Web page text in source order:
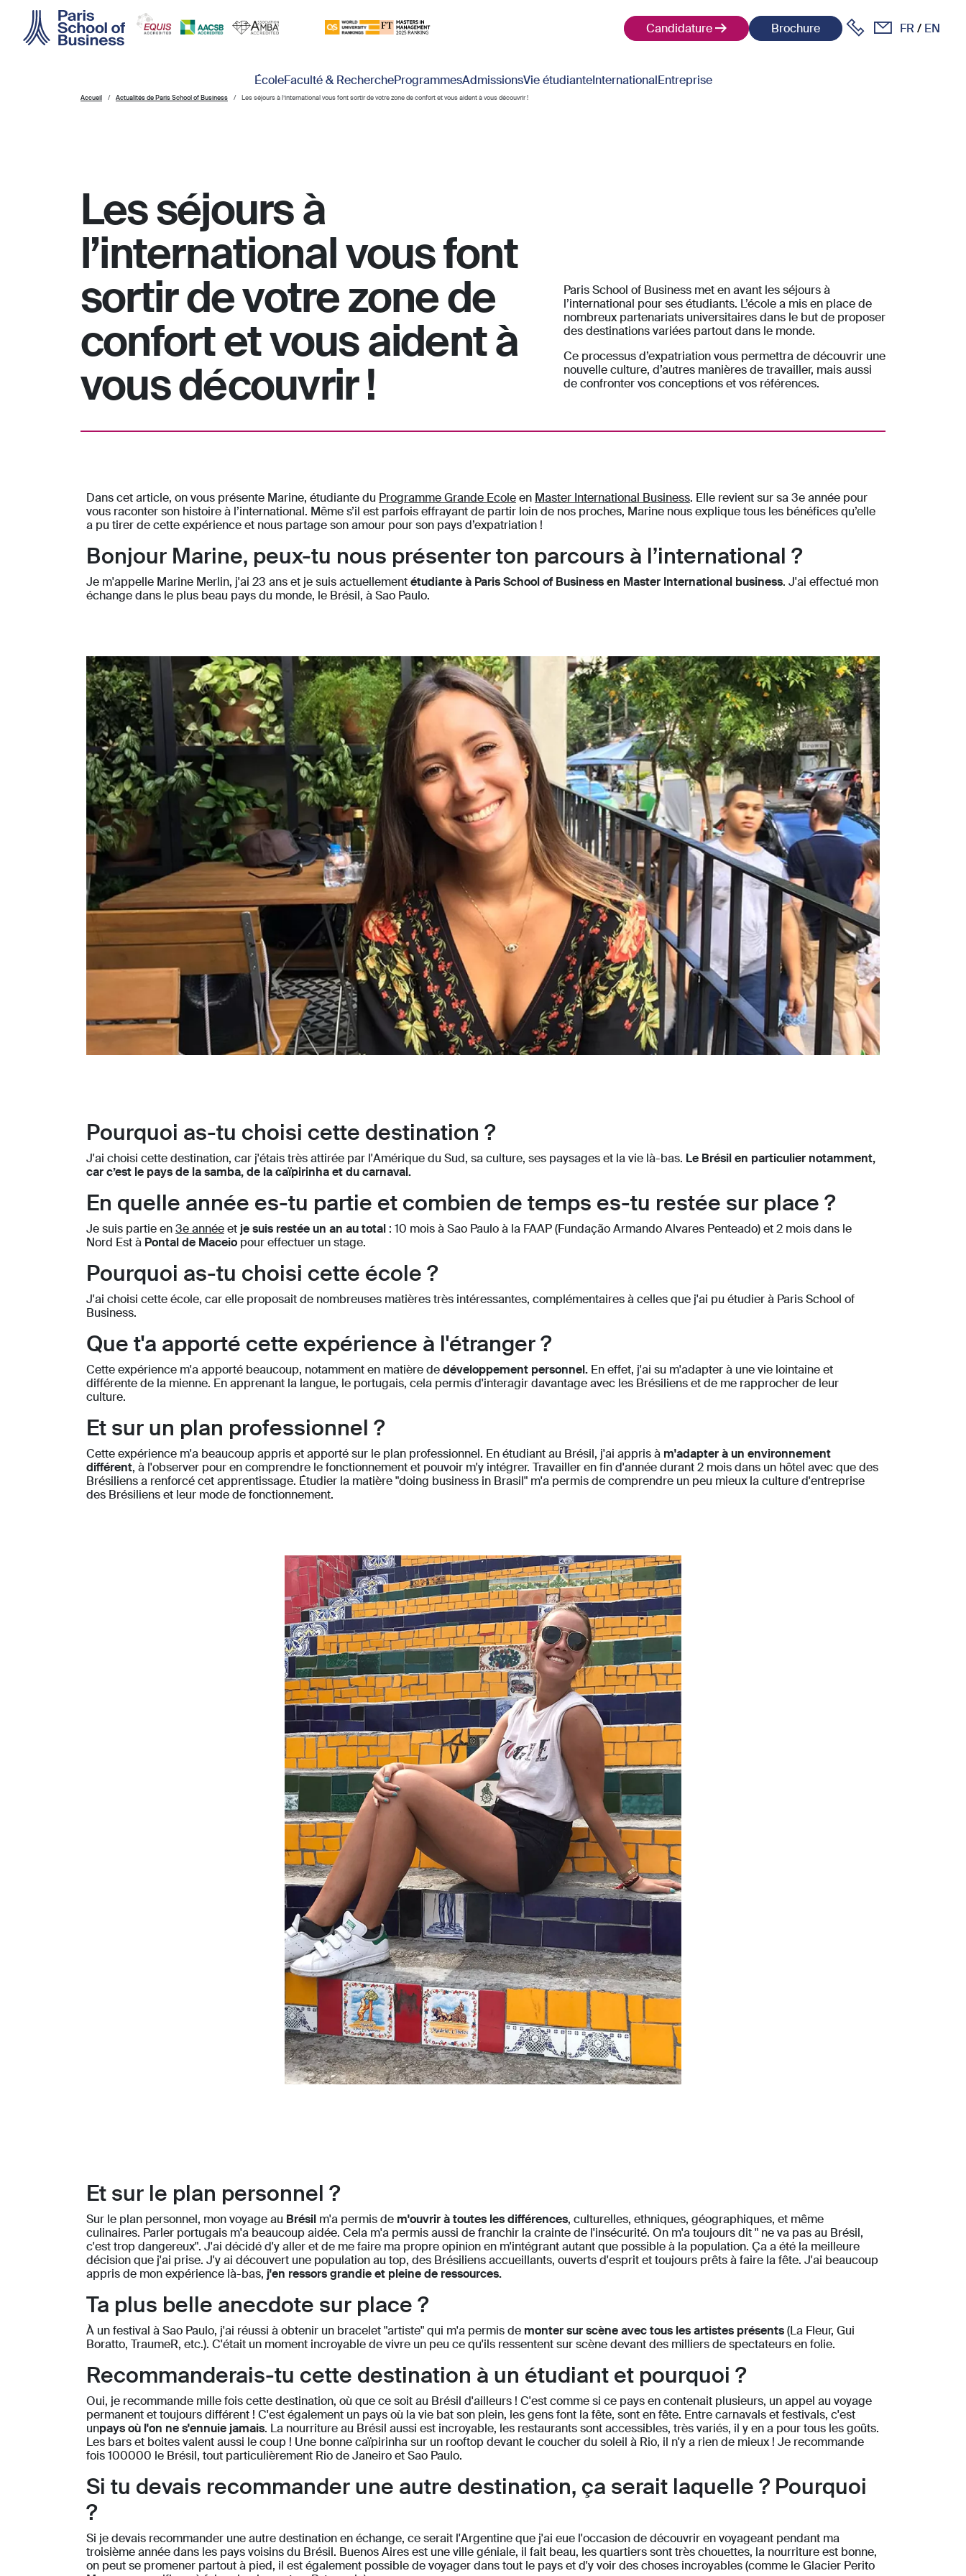
Candidature
Brochure FR EN
ÉcoleFaculté & RechercheProgrammesAdmissionsVie étudianteInternationalEntreprise
Accueil Actualités de Paris School of Business Les séjours à l’international vous font sortir de votre zone de confort et vous aident à vous découvrir !
Les séjours à
l’international vous font
sortir de votre zone de
confort et vous aident à
vous découvrir !
Paris School of Business met en avant les séjours à
l’international pour ses étudiants. L’école a mis en place de
nombreux partenariats universitaires dans le but de proposer
des destinations variées partout dans le monde.
Ce processus d’expatriation vous permettra de découvrir une
nouvelle culture, d’autres manières de travailler, mais aussi
de confronter vos conceptions et vos références.
Dans cet article, on vous présente Marine, étudiante du Programme Grande Ecoleen Master International Business. Elle revient sur sa 3e année pour
vous raconter son histoire à l’international. Même s’il est parfois effrayant de partir loin de nos proches, Marine nous explique tous les bénéfices qu’elle
a pu tirer de cette expérience et nous partage son amour pour son pays d’expatriation !
Bonjour Marine, peux-tu nous présenter ton parcours à l’international ?
Je m'appelle Marine Merlin, j'ai 23 ans et je suis actuellementétudiante à Paris School of Business en Master International business. J'ai effectué mon
échange dans le plus beau pays du monde, le Brésil, à Sao Paulo.
Pourquoi as-tu choisi cette destination ?
J'ai choisi cette destination, car j'étais très attirée par l'Amérique du Sud, sa culture, ses paysages et la vie là-bas. Le Brésil en particulier notamment,
car c’est le pays de la samba, de la caïpirinha et du carnaval.
En quelle année es-tu partie et combien de temps es-tu restée sur place ?
Je suis partie en3e annéeet je suis restée un an au total : 10 mois à Sao Paulo à la FAAP (Fundação Armando Alvares Penteado) et 2 mois dans le
Nord Est à Pontal de Maceio pour effectuer un stage.
Pourquoi as-tu choisi cette école ?
J'ai choisi cette école, car elle proposait de nombreuses matières très intéressantes, complémentaires à celles que j'ai pu étudier à Paris School of
Business.
Que t'a apporté cette expérience à l'étranger ?
Cette expérience m'a apporté beaucoup, notamment en matière dedéveloppement personnel. En effet, j'ai su m'adapter à une vie lointaine et
différente de la mienne. En apprenant la langue, le portugais, cela permis d'interagir davantage avec les Brésiliens et de me rapprocher de leur
culture.
Et sur un plan professionnel ?
Cette expérience m'a beaucoup appris et apporté sur le plan professionnel. En étudiant au Brésil, j'ai appris à m'adapter à un environnement
différent, à l'observer pour en comprendre le fonctionnement et pouvoir m'y intégrer. Travailler en fin d'année durant 2 mois dans un hôtel avec que des
Brésiliens a renforcé cet apprentissage. Étudier la matière "doing business in Brasil" m'a permis de comprendre un peu mieux la culture d'entreprise
des Brésiliens et leur mode de fonctionnement.
Et sur le plan personnel ?
Sur le plan personnel, mon voyage au Brésil m'a permis de m'ouvrir à toutes les différences, culturelles, ethniques, géographiques, et même
culinaires. Parler portugais m'a beaucoup aidée. Cela m'a permis aussi de franchir la crainte de l'insécurité. On m'a toujours dit " ne va pas au Brésil,
c'est trop dangereux". J'ai décidé d'y aller et de me faire ma propre opinion en m'intégrant autant que possible à la population. Ça a été la meilleure
décision que j'ai prise. J'y ai découvert une population au top, des Brésiliens accueillants, ouverts d'esprit et toujours prêts à faire la fête. J'ai beaucoup
appris de mon expérience là-bas, j'en ressors grandie et pleine de ressources.
Ta plus belle anecdote sur place ?
À un festival à Sao Paulo, j'ai réussi à obtenir un bracelet "artiste" qui m'a permis de monter sur scène avec tous les artistes présents(La Fleur, Gui
Boratto, TraumeR, etc.). C'était un moment incroyable de vivre un peu ce qu'ils ressentent sur scène devant des milliers de spectateurs en folie.
Recommanderais-tu cette destination à un étudiant et pourquoi ?
Oui, je recommande mille fois cette destination, où que ce soit au Brésil d'ailleurs ! C'est comme si ce pays en contenait plusieurs, un appel au voyage
permanent et toujours différent ! C'est également un pays où la vie bat son plein, les gens font la fête, sont en fête. Entre carnavals et festivals, c'est
unpays où l'on ne s'ennuie jamais. La nourriture au Brésil aussi est incroyable, les restaurants sont accessibles, très variés, il y en a pour tous les goûts.
Les bars et boites valent aussi le coup ! Une bonne caïpirinha sur un rooftop devant le coucher du soleil à Rio, il n'y a rien de mieux ! Je recommande
fois 100000 le Brésil, tout particulièrement Rio de Janeiro et Sao Paulo.
Si tu devais recommander une autre destination, ça serait laquelle ? Pourquoi
?
Si je devais recommander une autre destination en échange, ce serait l'Argentine que j'ai eue l'occasion de découvrir en voyageant pendant ma
troisième année dans les pays voisins du Brésil. Buenos Aires est une ville géniale, il fait beau, les quartiers sont très chouettes, la nourriture est bonne,
on peut se promener partout à pied, il est également possible de voyager dans tout le pays et d'y voir des choses incroyables (comme le Glacier Perito